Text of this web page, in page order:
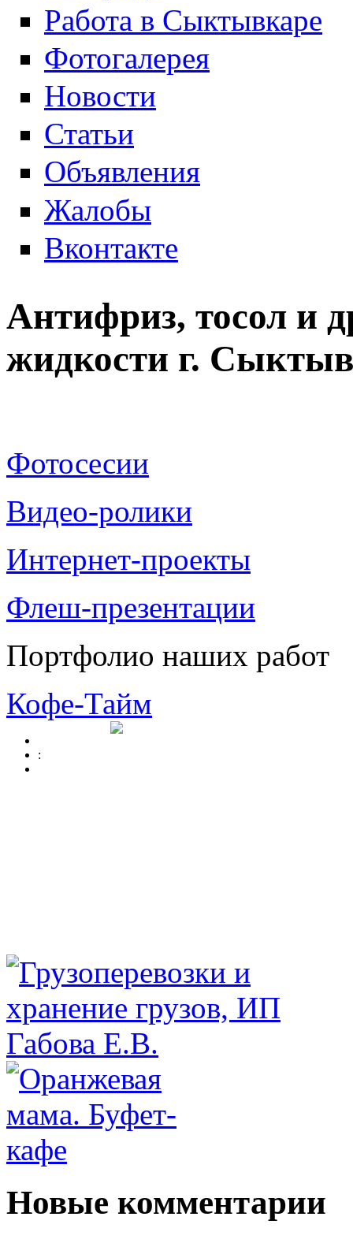
Работа в Сыктывкаре
Фотогалерея
Новости
Статьи
Объявления
Жалобы
Вконтакте
Антифриз, тосол и
жидкости г.
Фотосесии
Видео-ролики
Интернет-проекты
Флеш-презентации
Портфолио наших работ
Кофе-Тайм
:
Новые комментарии